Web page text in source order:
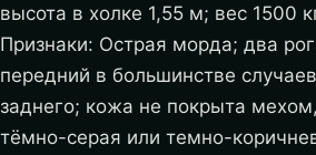
высота в холке 1,55 м; вес 1500
Признаки: Острая морда; два
передний в большинстве
заднего; кожа не покрыта
тёмно-серая или темно-